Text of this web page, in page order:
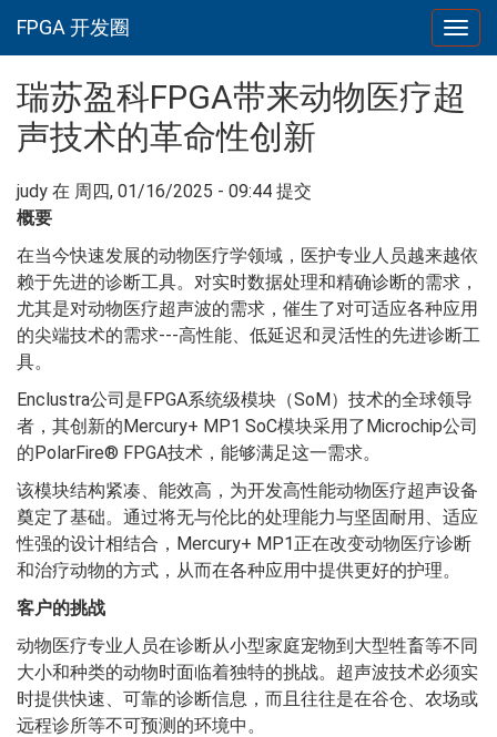
FPGA 开发圈
瑞苏盈科FPGA带来动物医疗超
声技术的革命性创新
judy 在 周四, 01/16/2025 - 09:44 提交
概要
在当今快速发展的动物医疗学领域，医护专业人员越来越依
赖于先进的诊断工具。对实时数据处理和精确诊断的需求，
尤其是对动物医疗超声波的需求，催生了对可适应各种应用
的尖端技术的需求---高性能、低延迟和灵活性的先进诊断工
具。
Enclustra公司是FPGA系统级模块（SoM）技术的全球领导
者，其创新的Mercury+ MP1 SoC模块采用了Microchip公司
的PolarFire® FPGA技术，能够满足这一需求。
该模块结构紧凑、能效高，为开发高性能动物医疗超声设备
奠定了基础。通过将无与伦比的处理能力与坚固耐用、适应
性强的设计相结合，Mercury+ MP1正在改变动物医疗诊断
和治疗动物的方式，从而在各种应用中提供更好的护理。
客户的挑战
动物医疗专业人员在诊断从小型家庭宠物到大型牲畜等不同
大小和种类的动物时面临着独特的挑战。超声波技术必须实
时提供快速、可靠的诊断信息，而且往往是在谷仓、农场或
远程诊所等不可预测的环境中。